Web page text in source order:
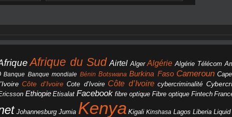
Afrique du Sud Airtel Alger Algérie Algérie Télécom
Banque Banque mondiale Bénin Botswana Burkina Faso Cameroun
Côte d'Ivoire Cote d’Ivoire Côte d’Ivoire cybercriminalité
Ethiopie Etisalat Facebook fibre optique Fibre optique Fintech
Johannesburg Jumia Kenya Kigali Kinshasa Lagos Liberia